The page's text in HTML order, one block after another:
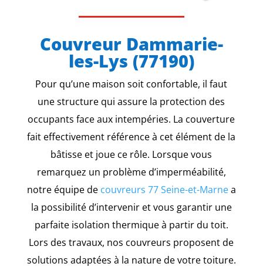
Couvreur Dammarie-
les-Lys (77190)
Pour qu’une maison soit confortable, il faut
une structure qui assure la protection des
occupants face aux intempéries. La couverture
fait effectivement référence à cet élément de la
bâtisse et joue ce rôle. Lorsque vous
remarquez un problème d’imperméabilité,
notre équipe de couvreurs 77 Seine-et-Marnea
la possibilité d’intervenir et vous garantir une
parfaite isolation thermique à partir du toit.
Lors des travaux, nos couvreurs proposent de
solutions adaptées à la nature de votre toiture.